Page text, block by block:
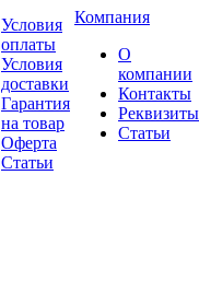
Условия
оплаты
Условия
доставки
Гарантия
на товар
Оферта
Статьи
Компания
О
компании
Контакты
Реквизиты
Статьи